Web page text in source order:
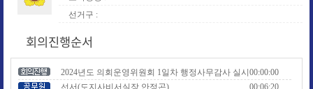
선거구 :
회의진행순서
2024년도 의회운영위원회 1일차 행정사무감사 실시 00:00:00
선서(도지사비서실장 안정곤)
00:06:20